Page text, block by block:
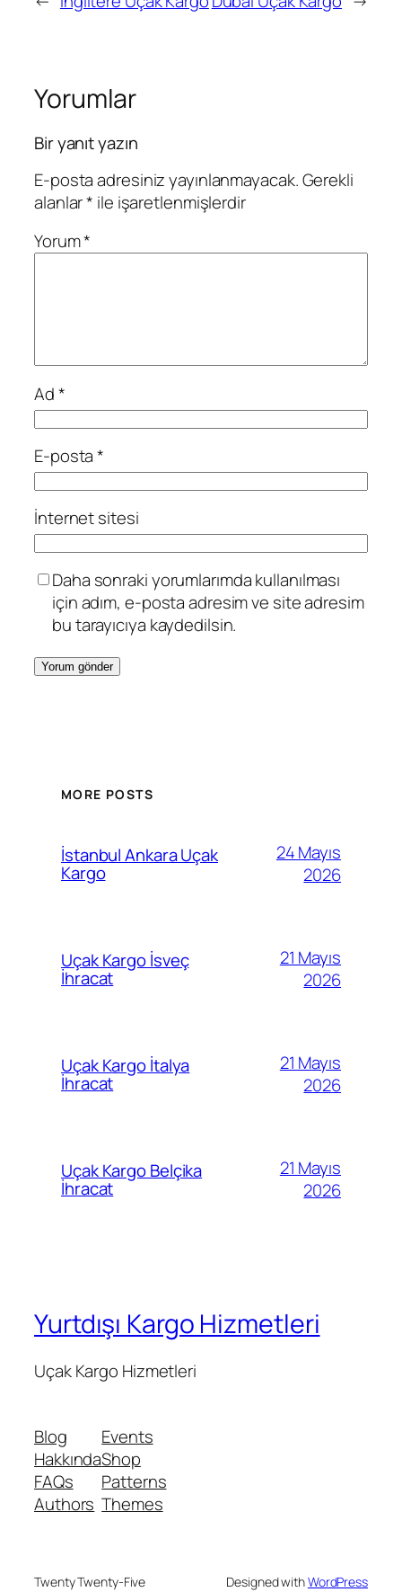
Yorumlar
Bir yanıt yazın
E-posta adresiniz yayınlanmayacak.Gerekli
alanlar* ile işaretlenmişlerdir
Yorum*
Ad*
E-posta*
İnternet sitesi
Daha sonraki yorumlarımda kullanılması
için adım, e-posta adresim ve site adresim
bu tarayıcıya kaydedilsin.
MORE POSTS
İstanbul Ankara Uçak
Kargo
24 Mayıs
2026
Uçak Kargo İsveç
İhracat
21 Mayıs
2026
Uçak Kargo İtalya
İhracat
21 Mayıs
2026
Uçak Kargo Belçika
İhracat
21 Mayıs
2026
Yurtdışı Kargo Hizmetleri
Uçak Kargo Hizmetleri
Blog
Hakkında
FAQs
Authors
Events
Shop
Patterns
Themes
Twenty Twenty-Five Designed withWordPress